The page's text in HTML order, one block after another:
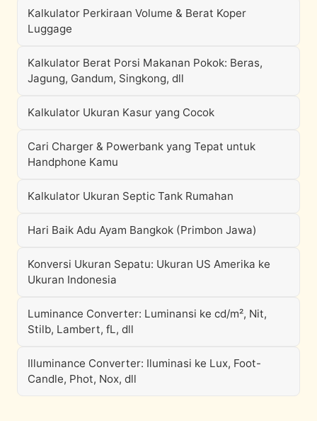
Kalkulator Perkiraan Volume & Berat Koper
Luggage
Kalkulator Berat Porsi Makanan Pokok: Beras,
Jagung, Gandum, Singkong, dll
Kalkulator Ukuran Kasur yang Cocok
Cari Charger & Powerbank yang Tepat untuk
Handphone Kamu
Kalkulator Ukuran Septic Tank Rumahan
Hari Baik Adu Ayam Bangkok (Primbon Jawa)
Konversi Ukuran Sepatu: Ukuran US Amerika ke
Ukuran Indonesia
Luminance Converter: Luminansi ke cd/m², Nit,
Stilb, Lambert, fL, dll
Illuminance Converter: Iluminasi ke Lux, Foot-
Candle, Phot, Nox, dll